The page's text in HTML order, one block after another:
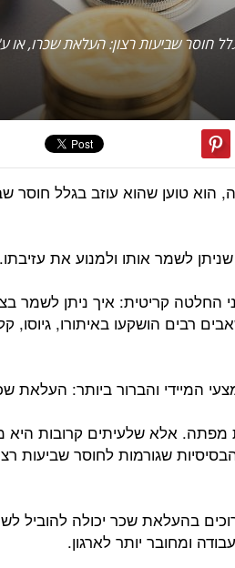
חוסר שביעות רצון: העלאת שכרו, או
הוא טוען שהוא עוזב בגלל חוסר
לשמר אותו ולמנוע את עזיבתו.
החלטה קריטית: איך ניתן לשמר
רבים הושקעו באיתורו, גיוסו,
המיידי והברור ביותר: העלאת
מפתה. אלא שלעיתים קרובות
שגורמות לחוסר שביעות
בהעלאת שכר יכולה להוביל
ומחובר יותר לארגון.